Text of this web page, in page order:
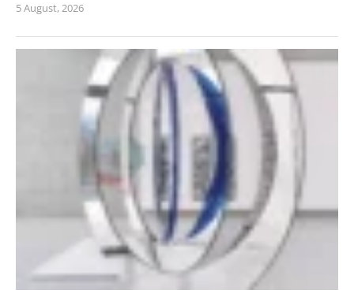
5 August, 2026